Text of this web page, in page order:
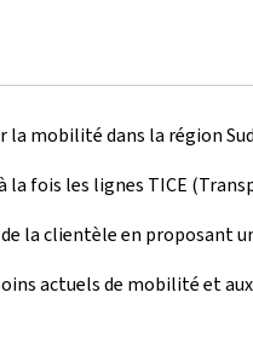
la mobilité dans la
fois les lignes TICE
la clientèle en
actuels de mobilité et